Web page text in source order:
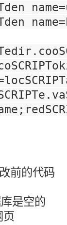
前的代码
是空的